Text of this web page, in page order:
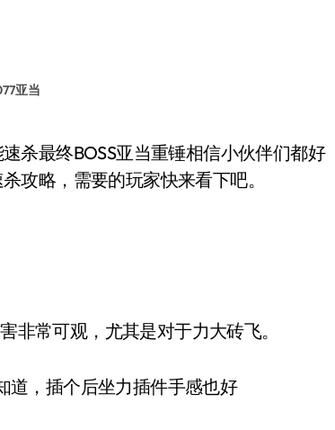
亚当
攻略，需要的玩家快来看下吧。
常可观，尤其是对于力大砖飞。
，插个后坐力插件手感也好